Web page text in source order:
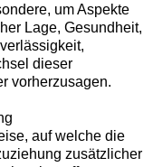
um Aspekte
Lage, Gesundheit,
dieser
vorherzusagen.
auf welche die
zusätzlicher